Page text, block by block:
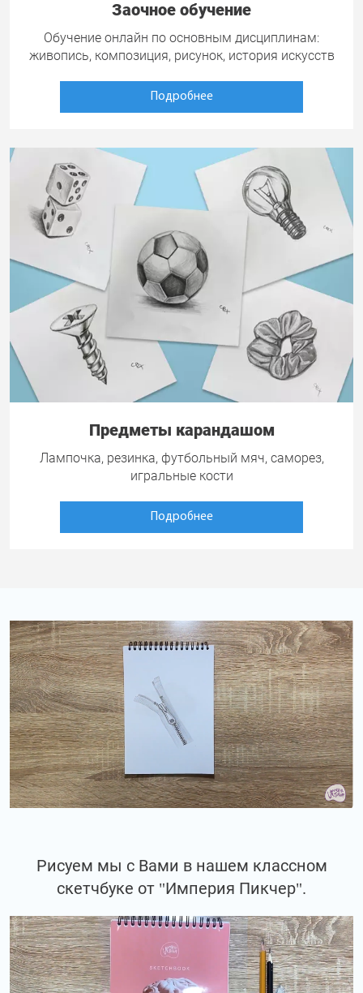
Заочное обучение
Обучение онлайн по основным дисциплинам:
живопись, композиция, рисунок, история искусств
Подробнее
Предметы карандашом
Лампочка, резинка, футбольный мяч, саморез,
игральные кости
Подробнее
Рисуем мы с Вами в нашем классном
скетчбуке от "Империя Пикчер".